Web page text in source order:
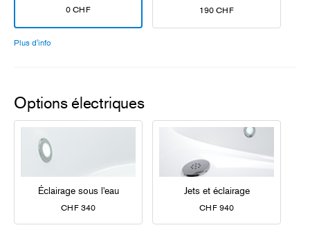
0 CHF 190 CHF
Plus d'info
Options électriques
Éclairage sous l'eau
CHF 340
Jets et éclairage
CHF 940